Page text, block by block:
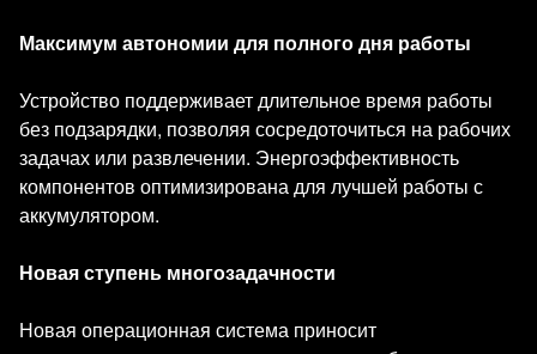
Максимум автономии для полного дня работы
Устройство поддерживает длительное время работы
без подзарядки, позволяя сосредоточиться на рабочих
задачах или развлечении. Энергоэффективность
компонентов оптимизирована для лучшей работы с
аккумулятором.
Новая ступень многозадачности
Новая операционная система приносит